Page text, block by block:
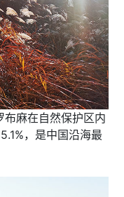
布麻在自然保护区内
，是中国沿海最